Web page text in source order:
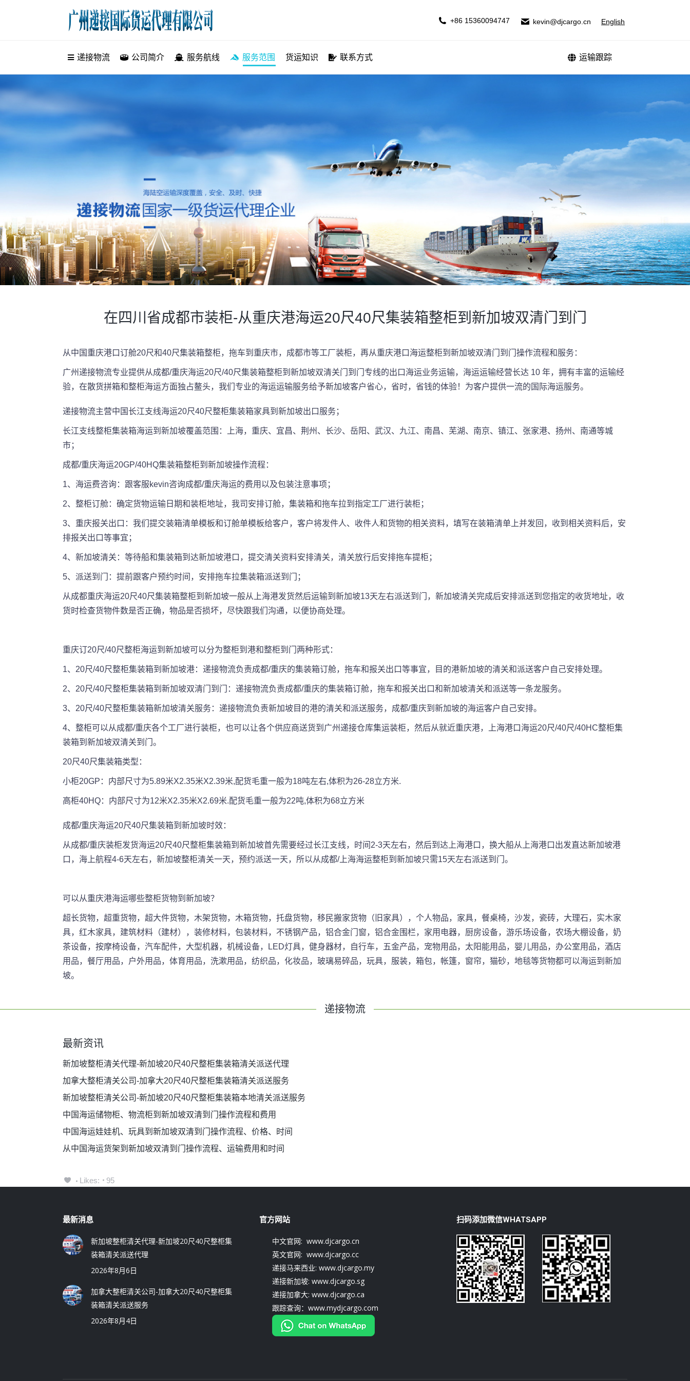
+86 15360094747 kevin@djcargo.cn English
递接物流 公司简介 服务航线 服务范围 货运知识 联系方式 运输跟踪
在四川省成都市装柜-从重庆港海运20尺40尺集装箱整柜到新加坡双清门到门
从中国重庆港口订舱20尺和40尺集装箱整柜，拖车到重庆市，成都市等工厂装柜，再从重庆港口海运整柜到新加坡双清门到门操作流程和服务：
广州递接物流专业提供从成都/重庆海运20尺/40尺集装箱整柜到新加坡双清关门到门专线的出口海运业务运输，海运运输经营长达 10 年，拥有丰富的运输经
验，在散货拼箱和整柜海运方面独占鳌头，我们专业的海运运输服务给予新加坡客户省心，省时，省钱的体验！为客户提供一流的国际海运服务。
递接物流主营中国长江支线海运20尺40尺整柜集装箱家具到新加坡出口服务；
长江支线整柜集装箱海运到新加坡覆盖范围：上海，重庆、宜昌、荆州、长沙、岳阳、武汉、九江、南昌、芜湖、南京、镇江、张家港、扬州、南通等城
市；​
成都/重庆海运20GP/40HQ集装箱整柜到新加坡操作流程：
1、海运费咨询：跟客服kevin咨询成都/重庆海运的费用以及包装注意事项；
2、整柜订舱：确定货物运输日期和装柜地址，我司安排订舱，集装箱和拖车拉到指定工厂进行装柜；
3、重庆报关出口：我们提交装箱清单模板和订舱单模板给客户，客户将发件人、收件人和货物的相关资料，填写在装箱清单上并发回，收到相关资料后，安
排报关出口等事宜；
4、新加坡清关：等待船和集装箱到达新加坡港口，提交清关资料安排清关，清关放行后安排拖车提柜；
5、派送到门：提前跟客户预约时间，安排拖车拉集装箱派送到门；
从成都重庆海运20尺40尺集装箱整柜到新加坡一般从上海港发货然后运输到新加坡13天左右派送到门，新加坡清关完成后安排派送到您指定的收货地址，收
货时检查货物件数是否正确，物品是否损坏，尽快跟我们沟通，以便协商处理。
重庆订20尺/40尺整柜海运到新加坡可以分为整柜到港和整柜到门两种形式：
1、20尺/40尺整柜集装箱到新加坡港：递接物流负责成都/重庆的集装箱订舱，拖车和报关出口等事宜，目的港新加坡的清关和派送客户自己安排处理。
2、20尺/40尺整柜集装箱到新加坡双清门到门：递接物流负责成都/重庆的集装箱订舱，拖车和报关出口和新加坡清关和派送等一条龙服务。
3、20尺/40尺整柜集装箱新加坡清关服务：递接物流负责新加坡目的港的清关和派送服务，成都/重庆到新加坡的海运客户自己安排。
4、整柜可以从成都/重庆各个工厂进行装柜，也可以让各个供应商送货到广州递接仓库集运装柜，然后从就近重庆港，上海港口海运20尺/40尺/40HC整柜集
装箱到新加坡双清关到门。
20尺40尺集装箱类型：
小柜20GP：内部尺寸为5.89米X2.35米X2.39米,配货毛重一般为18吨左右,体积为26-28立方米.
高柜40HQ：内部尺寸为12米X2.35米X2.69米.配货毛重一般为22吨,体积为68立方米​
成都/重庆海运20尺40尺集装箱到新加坡时效：
从成都/重庆装柜发货海运20尺40尺整柜集装箱到新加坡首先需要经过长江支线，时间2-3天左右，然后到达上海港口，换大船从上海港口出发直达新加坡港
口，海上航程4-6天左右，新加坡整柜清关一天，预约派送一天，所以从成都/上海海运整柜到新加坡只需15天左右派送到门。
可以从重庆港海运哪些整柜货物到新加坡？
超长货物，超重货物，超大件货物，木架货物，木箱货物，托盘货物，移民搬家货物（旧家具），个人物品，家具，餐桌椅，沙发，瓷砖，大理石，实木家
具，红木家具，建筑材料（建材），装修材料，包装材料，不锈钢产品，铝合金门窗，铝合金围栏，家用电器，厨房设备，游乐场设备，农场大棚设备，奶
茶设备，按摩椅设备，汽车配件，大型机器，机械设备，LED灯具，健身器材，自行车，五金产品，宠物用品，太阳能用品，婴儿用品，办公室用品，酒店
用品，餐厅用品，户外用品，体育用品，洗漱用品，纺织品，化妆品，玻璃易碎品，玩具，服装，箱包，帐篷，窗帘，猫砂，地毯等货物都可以海运到新加
坡。
递接物流
最新资讯
新加坡整柜清关代理-新加坡20尺40尺整柜集装箱清关派送代理
加拿大整柜清关公司-加拿大20尺40尺整柜集装箱清关派送服务
新加坡整柜清关公司-新加坡20尺40尺整柜集装箱本地清关派送服务
中国海运储物柜、物流柜到新加坡双清到门操作流程和费用
中国海运娃娃机、玩具到新加坡双清到门操作流程、价格、时间
从中国海运货架到新加坡双清到门操作流程、运输费用和时间
Likes: 95
最新消息
新加坡整柜清关代理-新加坡20尺40尺整柜集
装箱清关派送代理
2026年8月6日
加拿大整柜清关公司-加拿大20尺40尺整柜集
装箱清关派送服务
2026年8月4日
官方网站
中文官网: www.djcargo.cn
英文官网: www.djcargo.cc
递接马来西业: www.djcargo.my
递接新加坡: www.djcargo.sg
递接加拿大: www.djcargo.ca
跟踪查询：www.mydjcargo.com
扫码添加微信WHATSAPP
递接物流 联系方式 运输跟踪